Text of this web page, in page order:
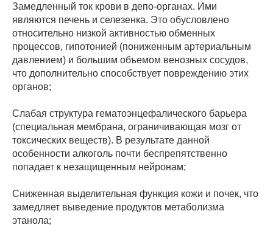
Замедленный ток крови в депо-органах. Ими
являются печень и селезенка. Это обусловлено
относительно низкой активностью обменных
процессов, гипотонией (пониженным артериальным
давлением) и большим объемом венозных сосудов,
что дополнительно способствует повреждению этих
органов;
Слабая структура гематоэнцефалического барьера
(специальная мембрана, ограничивающая мозг от
токсических веществ). В результате данной
особенности алкоголь почти беспрепятственно
попадает к незащищенным нейронам;
Сниженная выделительная функция кожи и почек, что
замедляет выведение продуктов метаболизма
этанола;